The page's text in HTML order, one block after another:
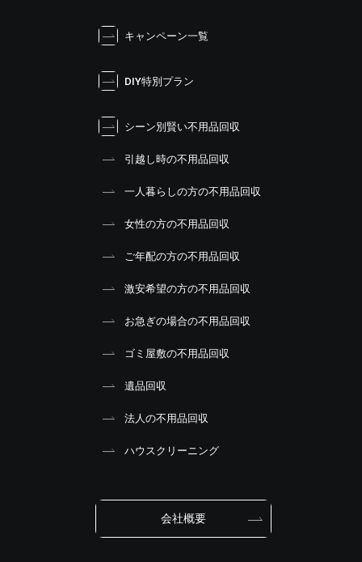
キャンペーン一覧
DIY特別プラン
シーン別賢い不用品回収
引越し時の不用品回収
一人暮らしの方の不用品回収
女性の方の不用品回収
ご年配の方の不用品回収
激安希望の方の不用品回収
お急ぎの場合の不用品回収
ゴミ屋敷の不用品回収
遺品回収
法人の不用品回収
ハウスクリーニング
会社概要